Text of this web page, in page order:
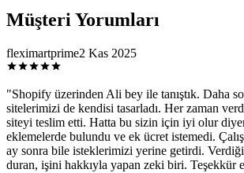
Müşteri Yorumları
fleximartprime2 Kas 2025
"Shopify üzerinden Ali bey ile tanıştık. Daha
sitelerimizi de kendisi tasarladı. Her zaman
siteyi teslim etti. Hatta bu sizin için iyi olur
eklemelerde bulundu ve ek ücret istemedi.
ay sonra bile isteklerimizi yerine getirdi. Verdiği
duran, işini hakkıyla yapan zeki biri. Teşekkür